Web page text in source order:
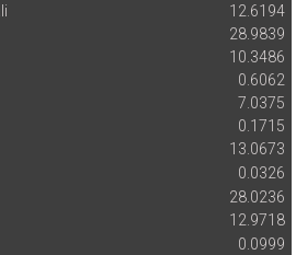
12.6194
28.9839
10.3486
0.6062
7.0375
0.1715
13.0673
0.0326
28.0236
12.9718
0.0999